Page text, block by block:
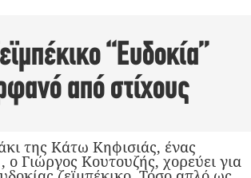
“Ευδοκία”
από στίχους
της Κάτω Κηφισιάς, ένας
ο Γιώργος Κουτουζής, χορεύει για